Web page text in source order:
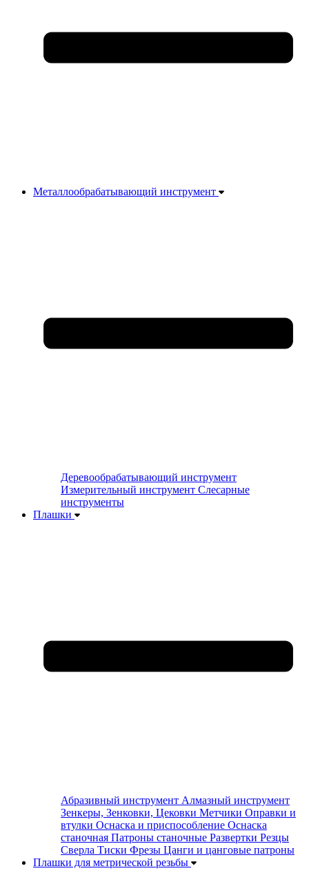
Металлообрабатывающий инструмент
Деревообрабатывающий инструмент
Измерительный инструмент Слесарные
инструменты
Плашки
Абразивный инструмент Алмазный инструмент
Зенкеры, Зенковки, Цековки Метчики Оправки и
втулки Оснаска и приспособление Оснаска
станочная Патроны станочные Развертки Резцы
Сверла Тиски Фрезы Цанги и цанговые патроны
Плашки для метрической резьбы